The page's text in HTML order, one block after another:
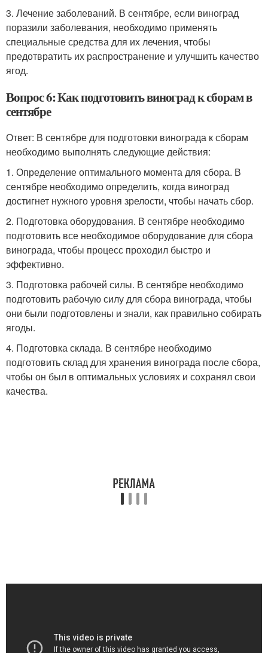
3. Лечение заболеваний. В сентябре, если виноград
поразили заболевания, необходимо применять
специальные средства для их лечения, чтобы
предотвратить их распространение и улучшить качество
ягод.
Вопрос 6: Как подготовить виноград к сборам в
сентябре
Ответ: В сентябре для подготовки винограда к сборам
необходимо выполнять следующие действия:
1. Определение оптимального момента для сбора. В
сентябре необходимо определить, когда виноград
достигнет нужного уровня зрелости, чтобы начать сбор.
2. Подготовка оборудования. В сентябре необходимо
подготовить все необходимое оборудование для сбора
винограда, чтобы процесс проходил быстро и
эффективно.
3. Подготовка рабочей силы. В сентябре необходимо
подготовить рабочую силу для сбора винограда, чтобы
они были подготовлены и знали, как правильно собирать
ягоды.
4. Подготовка склада. В сентябре необходимо
подготовить склад для хранения винограда после сбора,
чтобы он был в оптимальных условиях и сохранял свои
качества.